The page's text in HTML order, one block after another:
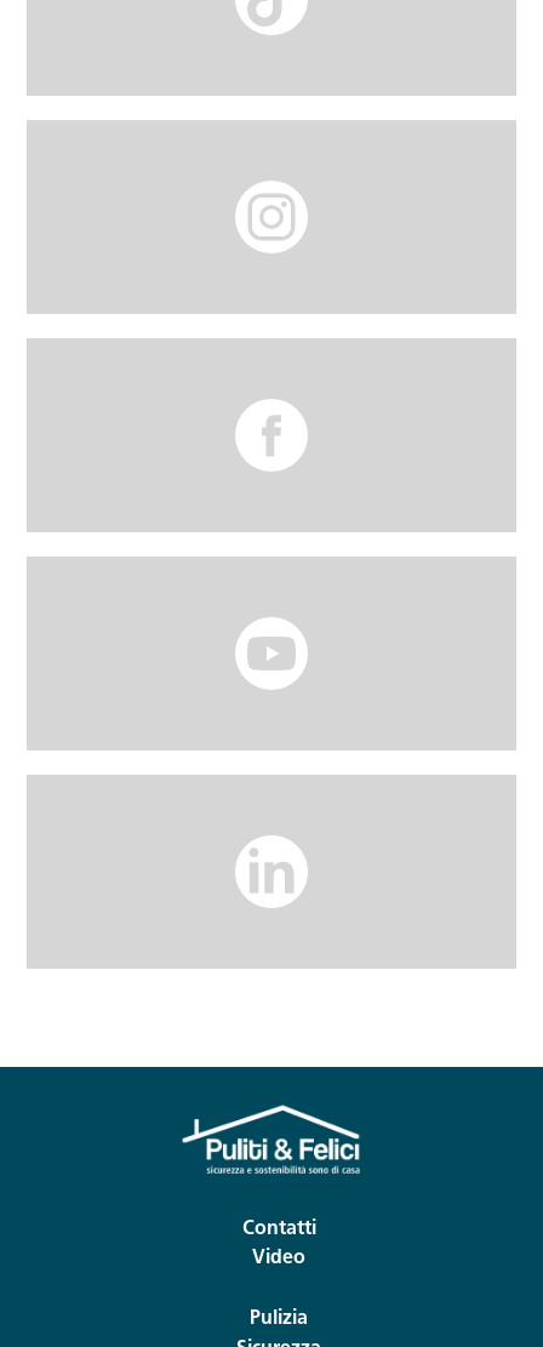
Contatti
Video
Pulizia